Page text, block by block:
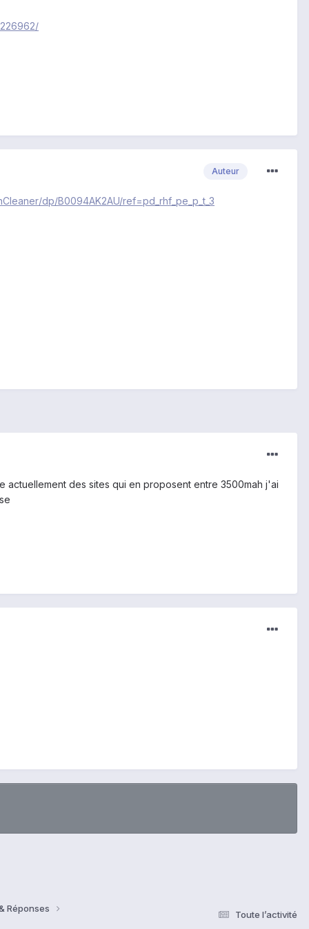
Auteur
dp/B0094AK2AU/ref=pd_rhf_pe_p_t_3
des sites qui en proposent entre 3500mah j'ai
Toute l’activité
Réponses